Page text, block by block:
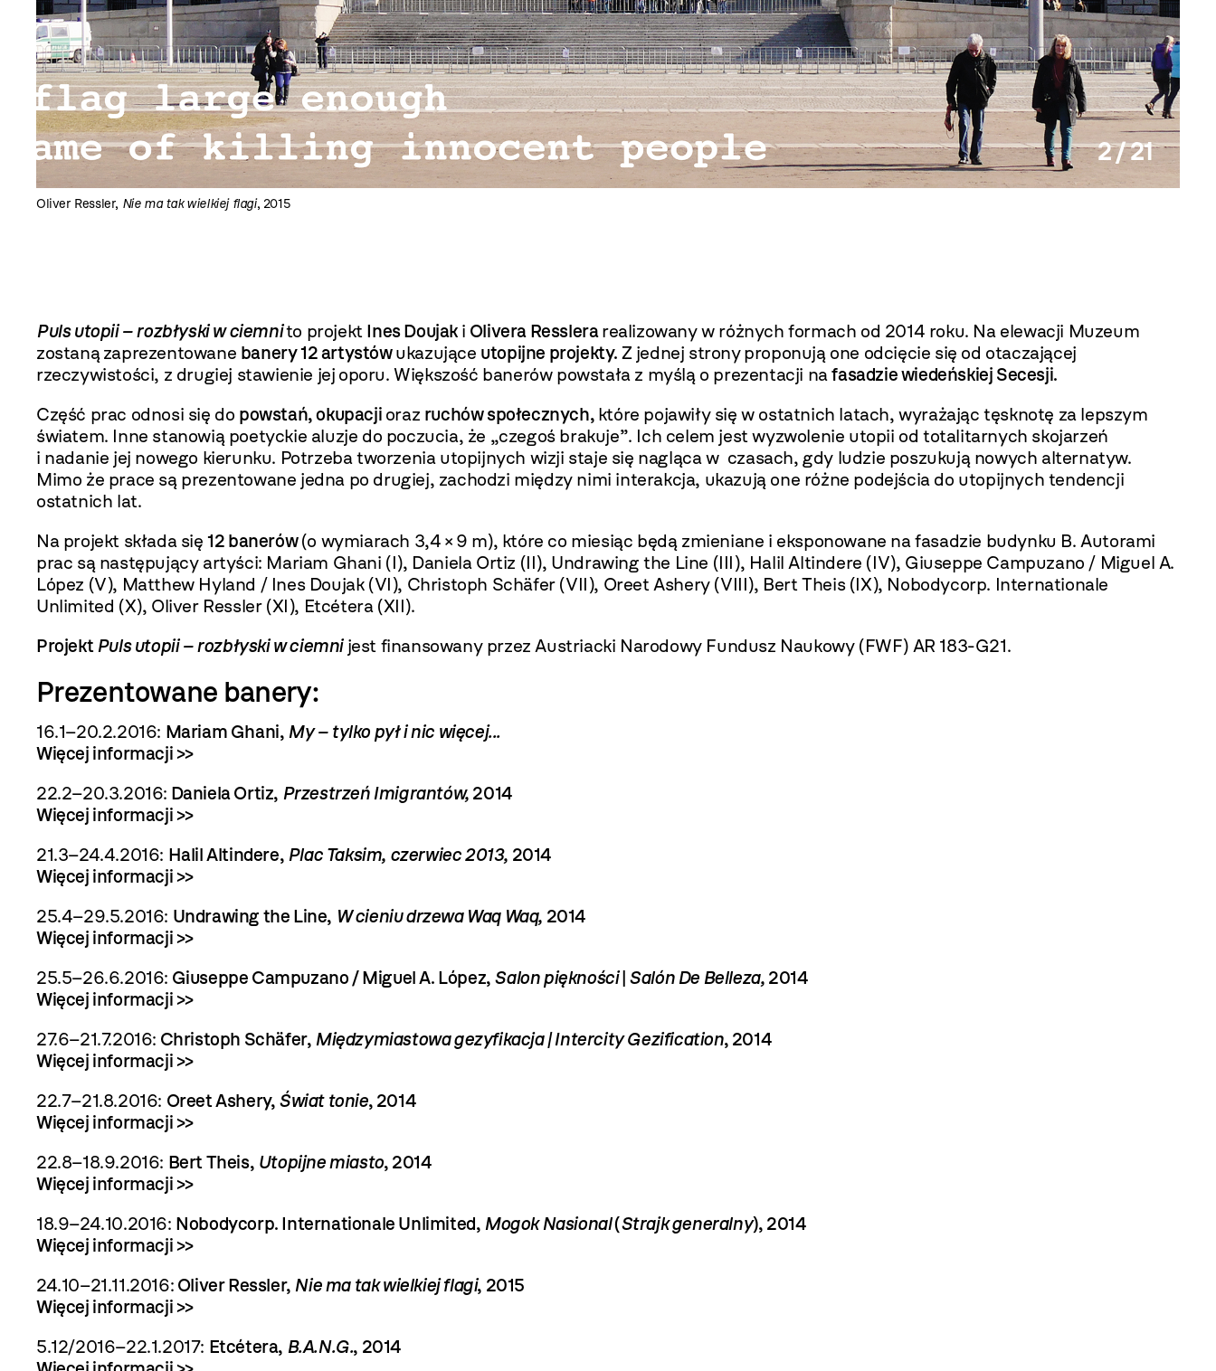
Oliver Ressler, Nie ma tak wielkiej flagi, 2015
2 / 21
Puls utopii – rozbłyski w ciemnito projekt Ines Doujak i Olivera Resslerarealizowany w różnych formach od 2014 roku. Na elewacji Muzeum
zostanązaprezentowane banery 12 artystówukazujące utopijne projekty. Z jednej stronyproponują one odcięcie się od otaczającej
rzeczywistości, z drugiej stawienie jej oporu. Większość banerów powstała z myślą o prezentacji nafasadzie wiedeńskiej Secesji.
Część prac odnosi się do powstań, okupacji oraz ruchów społecznych, które pojawiły się w ostatnich latach, wyrażając tęsknotę za lepszym
światem. Inne stanowią poetyckie aluzje do poczucia, że „czegoś brakuje”. Ich celem jest wyzwolenie utopii od totalitarnych skojarzeń
i nadanie jej nowego kierunku. Potrzeba tworzenia utopijnych wizji staje się nagląca w czasach, gdy ludzie poszukują nowych alternatyw.
Mimo że prace są prezentowane jedna po drugiej, zachodzi między nimi interakcja, ukazują one różne podejścia do utopijnych tendencji
ostatnich lat.
Na projekt składa się12 banerów(o wymiarach 3,4 × 9 m), które co miesiąc będą zmieniane i eksponowane na fasadzie budynku B. Autorami
prac są następujący artyści: Mariam Ghani (I), Daniela Ortiz (II), Undrawing the Line (III), Halil Altindere (IV), Giuseppe Campuzano / Miguel A.
López (V), Matthew Hyland / Ines Doujak (VI), Christoph Schäfer (VII), Oreet Ashery (VIII), Bert Theis (IX), Nobodycorp. Internationale
Unlimited (X), Oliver Ressler (XI), Etcétera (XII).
ProjektPuls utopii – rozbłyski w ciemnijest finansowany przez Austriacki Narodowy Fundusz Naukowy (FWF) AR 183-G21.
Prezentowane banery:
16.1–20.2.2016: Mariam Ghani, My – tylko pył i nic więcej...
Więcej informacji >>
22.2–20.3.2016: Daniela Ortiz, Przestrzeń Imigrantów, 2014
Więcej informacji >>
21.3–24.4.2016: Halil Altindere, Plac Taksim, czerwiec 2013, 2014
Więcej informacji >>
25.4–29.5.2016: Undrawing the Line, W cieniu drzewa Waq Waq, 2014
Więcej informacji >>
25.5–26.6.2016: Giuseppe Campuzano / Miguel A. López, Salon piękności| Salón De Belleza, 2014
Więcej informacji >>
27.6–21.7.2016: Christoph Schäfer, Międzymiastowa gezyfikacja | Intercity Gezification, 2014
Więcej informacji >>
22.7–21.8.2016: Oreet Ashery, Świat tonie, 2014
Więcej informacji >>
22.8–18.9.2016: Bert Theis, Utopijne miasto, 2014
Więcej informacji >>
18.9–24.10.2016: Nobodycorp. Internationale Unlimited, Mogok Nasional(Strajk generalny), 2014
Więcej informacji >>
24.10–21.11.2016: Oliver Ressler, Nie ma tak wielkiej flagi, 2015
Więcej informacji >>
5.12/2016–22.1.2017: Etcétera, B.A.N.G., 2014